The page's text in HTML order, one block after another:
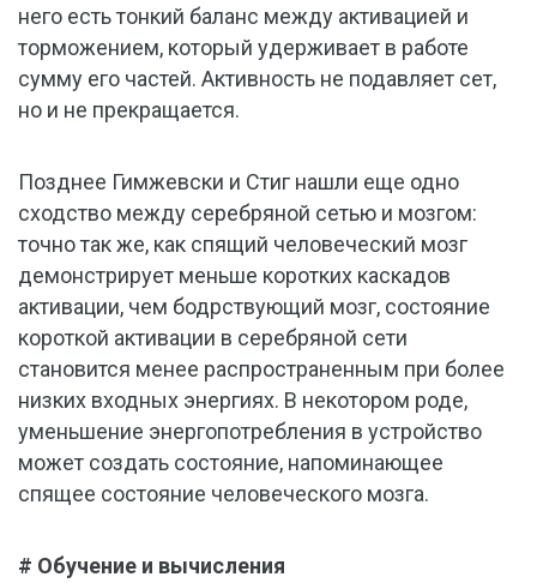
него есть тонкий баланс между активацией и
торможением, который удерживает в работе
сумму его частей. Активность не подавляет сет,
но и не прекращается.
Позднее Гимжевски и Стиг нашли еще одно
сходство между серебряной сетью и мозгом:
точно так же, как спящий человеческий мозг
демонстрирует меньше коротких каскадов
активации, чем бодрствующий мозг, состояние
короткой активации в серебряной сети
становится менее распространенным при более
низких входных энергиях. В некотором роде,
уменьшение энергопотребления в устройство
может создать состояние, напоминающее
спящее состояние человеческого мозга.
# Обучение и вычисления